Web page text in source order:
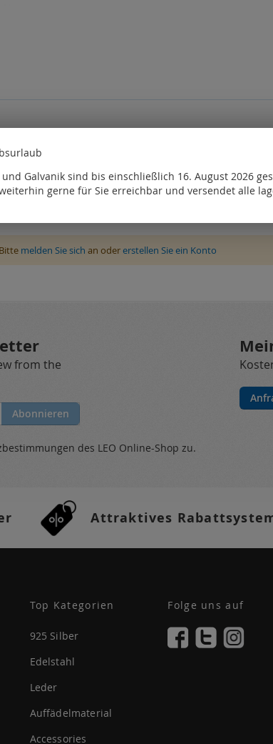
melden Sie sich an odererstellen Sie ein Konto
from the
Abonnieren
des LEO Online-Shop zu.
Attraktives
Top Kategorien
925 Silber
Edelstahl
Leder
Auffädelmaterial
Accessories
Folge uns auf
Galvanik sind bis einschließlich 16. August 2026
gerne für Sie erreichbar und versendet alle